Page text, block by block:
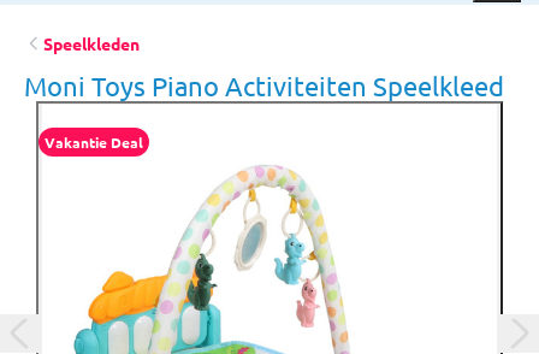
Speelkleden
Moni Toys Piano Activiteiten Speelkleed
Vakantie Deal